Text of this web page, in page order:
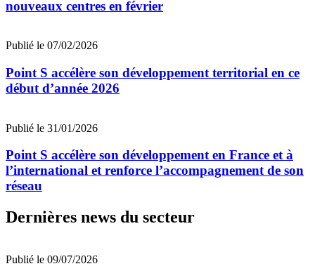
nouveaux centres en février
Publié le 07/02/2026
Point S accélère son développement territorial en ce
début d’année 2026
Publié le 31/01/2026
Point S accélère son développement en France et à
l’international et renforce l’accompagnement de son
réseau
Dernières news du secteur
Publié le 09/07/2026